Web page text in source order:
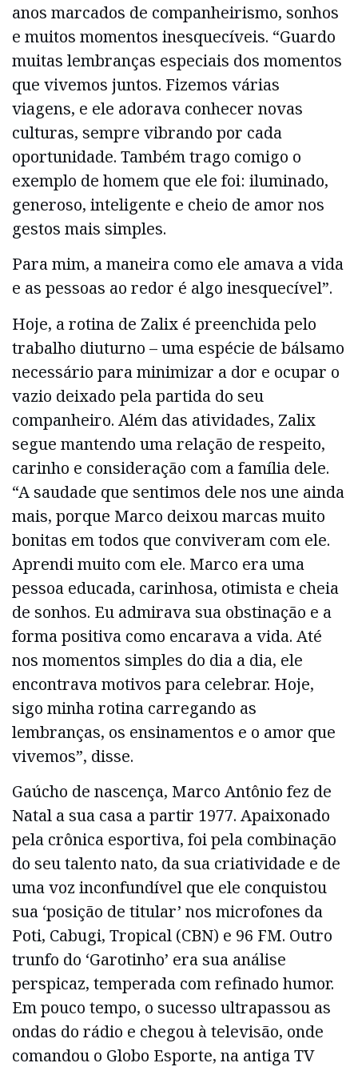
anos marcados de companheirismo, sonhos
e muitos momentos inesquecíveis. “Guardo
muitas lembranças especiais dos momentos
que vivemos juntos. Fizemos várias
viagens, e ele adorava conhecer novas
culturas, sempre vibrando por cada
oportunidade. Também trago comigo o
exemplo de homem que ele foi: iluminado,
generoso, inteligente e cheio de amor nos
gestos mais simples.
Para mim, a maneira como ele amava a vida
e as pessoas ao redor é algo inesquecível”.
Hoje, a rotina de Zalix é preenchida pelo
trabalho diuturno – uma espécie de bálsamo
necessário para minimizar a dor e ocupar o
vazio deixado pela partida do seu
companheiro. Além das atividades, Zalix
segue mantendo uma relação de respeito,
carinho e consideração com a família dele.
“A saudade que sentimos dele nos une ainda
mais, porque Marco deixou marcas muito
bonitas em todos que conviveram com ele.
Aprendi muito com ele. Marco era uma
pessoa educada, carinhosa, otimista e cheia
de sonhos. Eu admirava sua obstinação e a
forma positiva como encarava a vida. Até
nos momentos simples do dia a dia, ele
encontrava motivos para celebrar. Hoje,
sigo minha rotina carregando as
lembranças, os ensinamentos e o amor que
vivemos”, disse.
Gaúcho de nascença, Marco Antônio fez de
Natal a sua casa a partir 1977. Apaixonado
pela crônica esportiva, foi pela combinação
do seu talento nato, da sua criatividade e de
uma voz inconfundível que ele conquistou
sua ‘posição de titular’ nos microfones da
Poti, Cabugi, Tropical (CBN) e 96 FM. Outro
trunfo do ‘Garotinho’ era sua análise
perspicaz, temperada com refinado humor.
Em pouco tempo, o sucesso ultrapassou as
ondas do rádio e chegou à televisão, onde
comandou o Globo Esporte, na antiga TV